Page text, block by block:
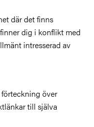
där det finns
dig i konflikt med
intresserad av
över
till själva